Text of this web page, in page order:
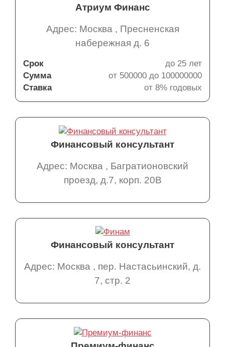
Атриум Финанс
Адрес: Москва , Пресненская
набережная д. 6
Срок
до 25 лет
Сумма
от 500000 до 100000000
Ставка
от 8% годовых
Финансовый консультант
Адрес: Москва , Багратионовский
проезд, д.7, корп. 20В
Финансовый консультант
Адрес: Москва , пер. Настасьинский, д.
7, стр. 2